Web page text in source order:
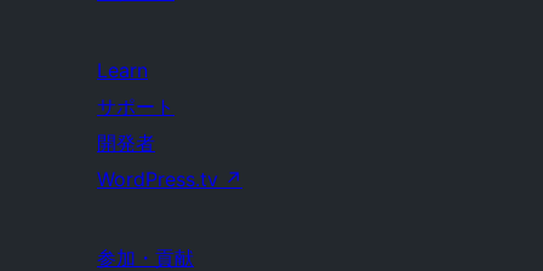
Learn
サポート
開発者
WordPress.tv ↗
参加・貢献